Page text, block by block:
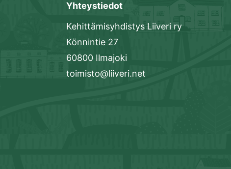
Yhteystiedot
Kehittämisyhdistys Liiveri ry
Könnintie 27
60800 Ilmajoki
toimisto@liiveri.net